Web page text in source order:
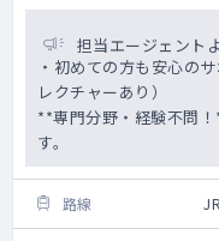
担当エージェント
・初めての方も安心の
レクチャーあり）
**専門分野・経験不問
す。
路線